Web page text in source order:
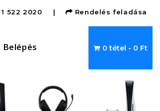
1 522 2020 | Rendelés feladása
Belépés 0 tétel - 0 Ft